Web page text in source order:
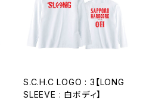
S.C.H.C LOGO : 3【LONG
SLEEVE : 白ボディ】